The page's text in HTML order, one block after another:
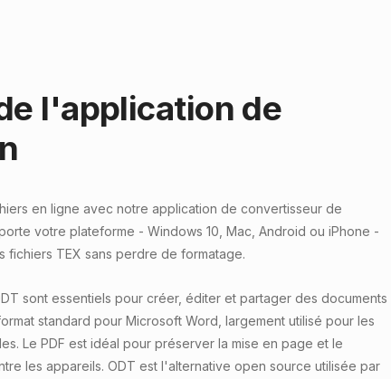
l'application de
en ligne avec notre application de convertisseur de
votre plateforme - Windows 10, Mac, Android ou iPhone -
TEX sans perdre de formatage.
sont essentiels pour créer, éditer et partager des documents
standard pour Microsoft Word, largement utilisé pour les
Le PDF est idéal pour préserver la mise en page et le
les appareils. ODT est l'alternative open source utilisée par